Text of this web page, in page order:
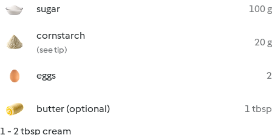
sugar 100 g
cornstarch
(see tip)
20 g
eggs 2
butter (optional)
1 tbsp
1 - 2 tbsp cream